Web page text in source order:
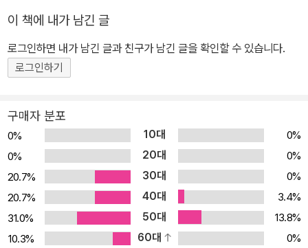
당시 대학생으로 서울역 시위에 참여하고 5.18로 인해 인생의 경로가
크게 바뀌었다고 고백한다. 그리고 30여 년이 흐른 후 연희문학창작
촌에 지내는 동안 바로 옆집에 독재자 전두환이 멀쩡히 살아 있다는
은 독재자가 천수를 누리는 세상에서 우리는 정의를 찾을 수 있을까?
저 낮은 곳에서 들끓는 분노는 어디를 향해 터뜨려야 하나. 작가는 화
내고 울부짖는 대신 그때 희생된 이름을 나지막히, 그러나 소중히 불
러주자고 제안한다. 5.18 당시 희생된 시민들 가운데는 어린이와 청
소년들도 있었으며, 그들의 존재가 바로 무도하고 잔인한 국가폭력의
증거이기 때문이다. 「명령」은 책방 앞에서 계엄군이 휘두른 몽둥이질
에 쓰러진 중학교 3학년 박기현, 「그는 오지 않았다」는 자개 공장에서
이 책에 내가 남긴 글
로그인하면 내가 남긴 글과 친구가 남긴 글을 확인할 수 있습니다.
로그인하기
구매자 분포
0% 10대
0%
0%
20대
0%
20.7%
30대
0%
20.7%
40대
3.4%
31.0%
50대
13.8%
10.3%
60대
0%